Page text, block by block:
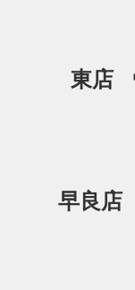
定休日
太宰府市
東店
定
福
早良店
定
福岡